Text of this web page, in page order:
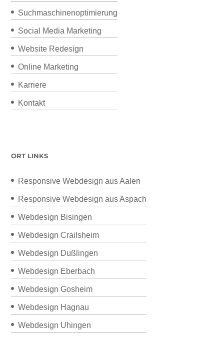
Suchmaschinenoptimierung
Social Media Marketing
Website Redesign
Online Marketing
Karriere
Kontakt
ORT LINKS
Responsive Webdesign aus Aalen
Responsive Webdesign aus Aspach
Webdesign Bisingen
Webdesign Crailsheim
Webdesign Dußlingen
Webdesign Eberbach
Webdesign Gosheim
Webdesign Hagnau
Webdesign Uhingen